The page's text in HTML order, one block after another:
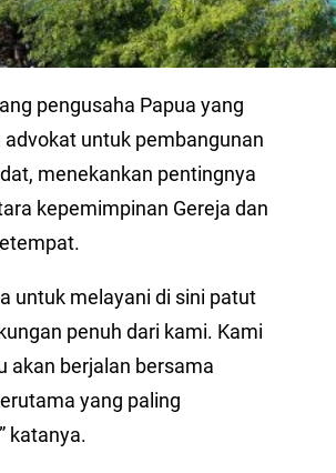
pengusaha Papua yang
untuk pembangunan
menekankan pentingnya
kepemimpinan Gereja dan
untuk melayani di sini patut
penuh dari kami. Kami
akan berjalan bersama
yang paling
katanya.